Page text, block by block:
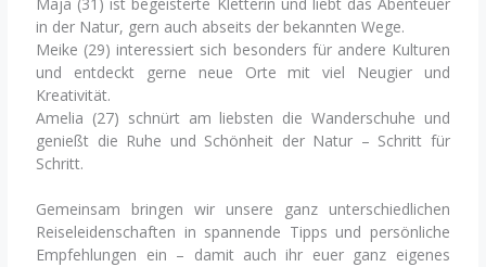
in der Natur, gern auch abseits der bekannten Wege.
Meike (29) interessiert sich besonders für andere Kulturen
und entdeckt gerne neue Orte mit viel Neugier und
Kreativität.
Amelia (27) schnürt am liebsten die Wanderschuhe und
genießt die Ruhe und Schönheit der Natur – Schritt für
Schritt.
Gemeinsam bringen wir unsere ganz unterschiedlichen
Reiseleidenschaften in spannende Tipps und persönliche
Empfehlungen ein – damit auch ihr euer ganz eigenes